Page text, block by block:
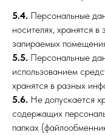
5.4. Персональные
носителях, хранятся
запираемых
5.5. Персональные
использованием
хранятся в разных
5.6. Не допускается
содержащих
папках